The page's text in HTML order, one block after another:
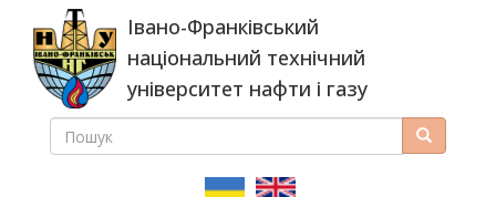
основного
вмісту
Івано-Франківський
національний технічний
університет нафти і газу
ПОШУКОВА
ПОШУК Пошук